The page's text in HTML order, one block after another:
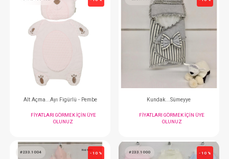
Kundak...Kabartmalı Velboa - Ekru
FIYATLARI GÖRMEK IÇIN ÜYE
FIYATLARI
#047.54064.02 #233.1111